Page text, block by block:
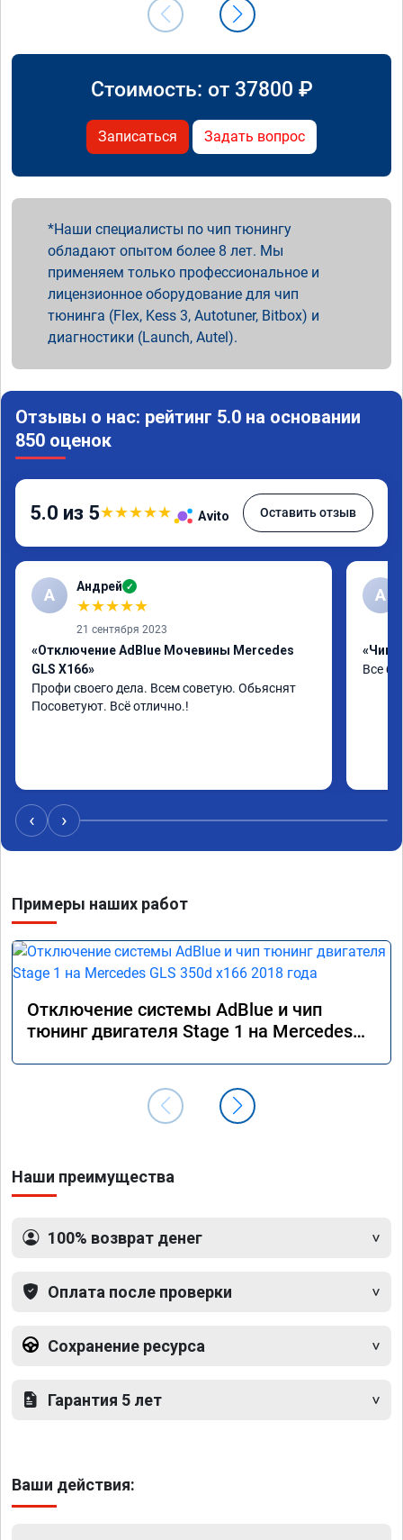
Стоимость: от 37800 ₽
Записаться Задать вопрос
Наши специалисты по чип тюнингу
обладают опытом более 8 лет. Мы
применяем только профессиональное и
лицензионное оборудование для чип
тюнинга (Flex, Kess 3, Autotuner, Bitbox) и
диагностики (Launch, Autel).
Отзывы о нас: рейтинг 5.0 на основании
850 оценок
5.0 из 5★★★★★ Avito Оставить отзыв
А Андрей ✓
★★★★★
21 сентября 2023
«Отключение AdBlue Мочевины Mercedes
GLS X166»
Профи своего дела. Всем советую. Обьяснят
Посоветуют. Всё отлично.!
А
«Чип
Все
‹ ›
Примеры наших работ
Отключение системы AdBlue и чип
тюнинг двигателя Stage 1 на Mercedes
Наши преимущества
100% возврат денег
Оплата после проверки
Сохранение ресурса
Гарантия 5 лет
Ваши действия: